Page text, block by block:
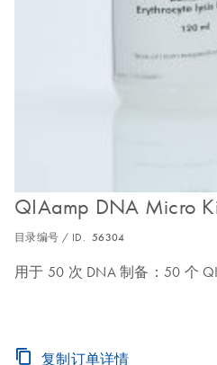
QIAamp DNA Micro
目录编号 / ID. 56304
用于 50 次 DNA 制备：50 个
复制订单详情